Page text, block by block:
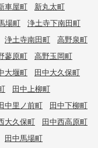
車屋町
新丸太町
場町
浄土寺下南田町
浄土寺南田町
高野泉町
蓼原町
高野玉岡町
大堰町
田中大久保町
田中上柳町
中里ノ前町
田中下柳町
大久保町
田中西高原町
田中馬場町